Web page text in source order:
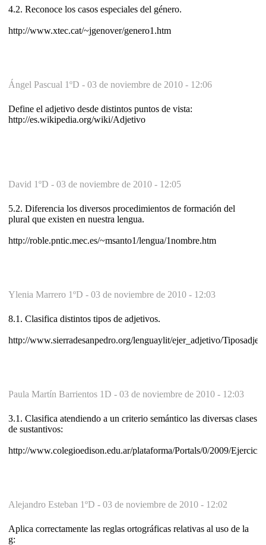
4.2. Reconoce los casos especiales del género.
http://www.xtec.cat/~jgenover/genero1.htm
Ángel Pascual 1ºD - 03 de noviembre de 2010 - 12:06
Define el adjetivo desde distintos puntos de vista:
http://es.wikipedia.org/wiki/Adjetivo
David 1ºD - 03 de noviembre de 2010 - 12:05
5.2. Diferencia los diversos procedimientos de formación del
plural que existen en nuestra lengua.
http://roble.pntic.mec.es/~msanto1/lengua/1nombre.htm
Ylenia Marrero 1ºD - 03 de noviembre de 2010 - 12:03
8.1. Clasifica distintos tipos de adjetivos.
http://www.sierradesanpedro.org/lenguaylit/ejer_adjetivo/
Paula Martín Barrientos 1D - 03 de noviembre de 2010 - 12:03
3.1. Clasifica atendiendo a un criterio semántico las diversas clases
de sustantivos:
http://www.colegioedison.edu.ar/plataforma/Portals/0/2009/
Alejandro Esteban 1ºD - 03 de noviembre de 2010 - 12:02
Aplica correctamente las reglas ortográficas relativas al uso de la
g: